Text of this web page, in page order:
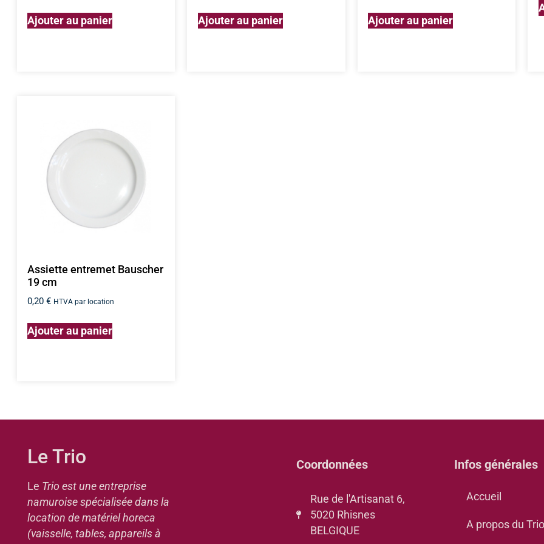
Ajouter au panier Ajouter au panier Ajouter au panier
Assiette entremet Bauscher
19 cm
0,20€ HTVA par location
Ajouter au panier
Le Trio
Le Trio est une entreprise
namuroise spécialisée dans la
location de matériel horeca
(vaisselle, tables, appareils à
Coordonnées
Rue de l'Artisanat 6,
5020 Rhisnes
BELGIQUE
Infos générales
Accueil
A propos du Trio